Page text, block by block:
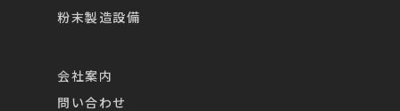
粉末製造設備
会社案内
問い合わせ